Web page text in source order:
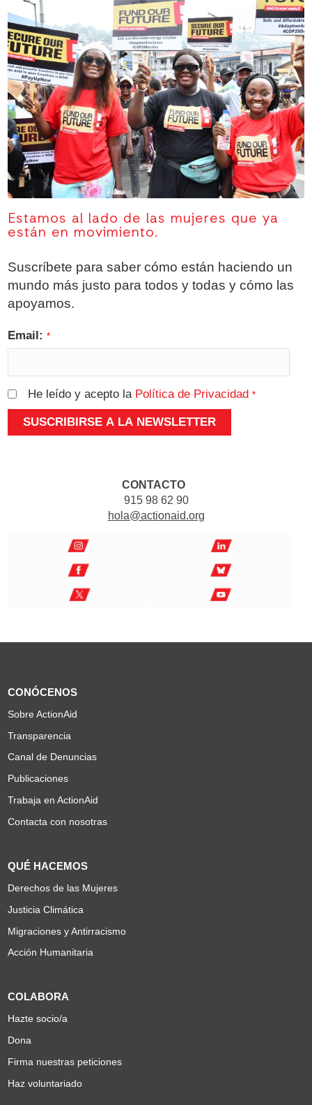
Estamos al lado de las mujeres que ya
están en movimiento.
Suscríbete para saber cómo están haciendo un
mundo más justo para todos y todas y cómo las
apoyamos.
Email:*
He leído y acepto la Política de Privacidad *
CONTACTO
915 98 62 90
hola@actionaid.org
CONÓCENOS
Sobre ActionAid
Transparencia
Canal de Denuncias
Publicaciones
Trabaja en ActionAid
Contacta con nosotras
QUÉ HACEMOS
Derechos de las Mujeres
Justicia Climática
Migraciones y Antirracismo
Acción Humanitaria
COLABORA
Hazte socio/a
Dona
Firma nuestras peticiones
Haz voluntariado